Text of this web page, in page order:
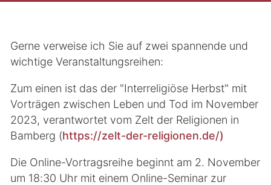
Gerne verweise ich Sie auf zwei spannende und
wichtige Veranstaltungsreihen:
Zum einen ist das der "Interreligiöse Herbst" mit
Vorträgen zwischen Leben und Tod im November
2023, verantwortet vom Zelt der Religionen in
Bamberg (https://zelt-der-religionen.de/)
Die Online-Vortragsreihe beginnt am 2. November
um 18:30 Uhr mit einem Online-Seminar zur